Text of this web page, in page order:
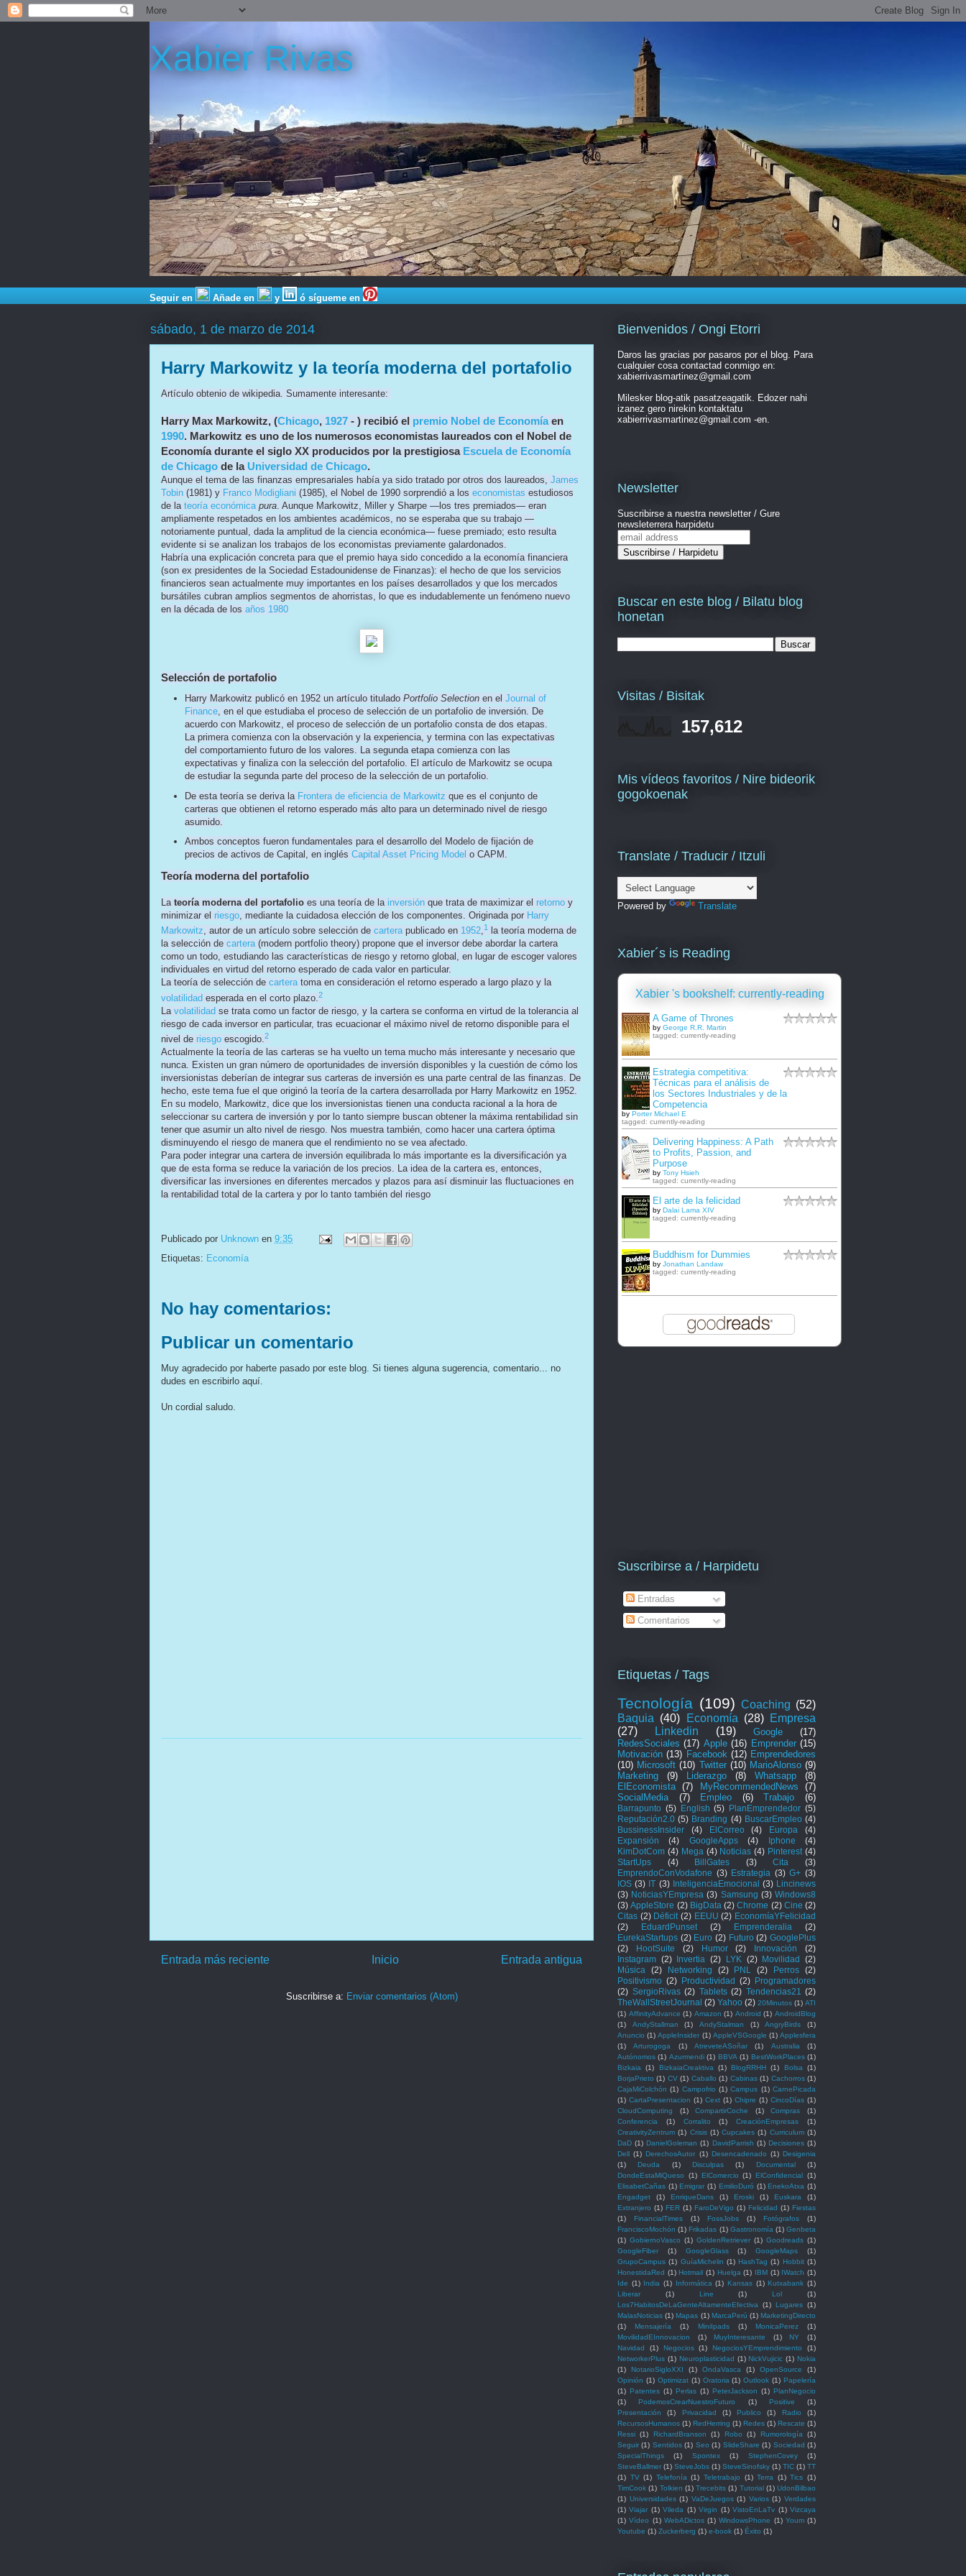
Xabier Rivas
Seguir en Añade en y ó sígueme en
sábado, 1 de marzo de 2014
Harry Markowitz y la teoría moderna del portafolio
Artículo obtenio de wikipedia. Sumamente interesante:
Harry Max Markowitz, (Chicago, 1927 - ) recibió el premio Nobel de Economíaen
1990. Markowitz es uno de los numerosos economistas laureados con el Nobel de
Economía durante el siglo XX producidos por la prestigiosa Escuela de Economía
de Chicago de la Universidad de Chicago.
Aunque el tema de las finanzas empresariales había ya sido tratado por otros dos laureados, James
Tobin (1981) y Franco Modigliani (1985), el Nobel de 1990 sorprendió a los economistas estudiosos
de la teoría económica pura. Aunque Markowitz, Miller y Sharpe —los tres premiados— eran
ampliamente respetados en los ambientes académicos, no se esperaba que su trabajo —
notoriamente puntual, dada la amplitud de la ciencia económica— fuese premiado; esto resulta
evidente si se analizan los trabajos de los economistas previamente galardonados.
Habría una explicación concreta para que el premio haya sido concedido a la economía financiera
(son ex presidentes de la Sociedad Estadounidense de Finanzas): el hecho de que los servicios
financieros sean actualmente muy importantes en los países desarrollados y que los mercados
bursátiles cubran amplios segmentos de ahorristas, lo que es indudablemente un fenómeno nuevo
en la década de los años 1980
Selección de portafolio
Harry Markowitz publicó en 1952 un artículo titulado Portfolio Selectionen el Journal of
Finance, en el que estudiaba el proceso de selección de un portafolio de inversión. De
acuerdo con Markowitz, el proceso de selección de un portafolio consta de dos etapas.
La primera comienza con la observación y la experiencia, y termina con las expectativas
del comportamiento futuro de los valores. La segunda etapa comienza con las
expectativas y finaliza con la selección del portafolio. El artículo de Markowitz se ocupa
de estudiar la segunda parte del proceso de la selección de un portafolio.
De esta teoría se deriva la Frontera de eficiencia de Markowitz que es el conjunto de
carteras que obtienen el retorno esperado más alto para un determinado nivel de riesgo
asumido.
Ambos conceptos fueron fundamentales para el desarrollo del Modelo de fijación de
precios de activos de Capital, en inglés Capital Asset Pricing Model o CAPM.
Teoría moderna del portafolio
La teoría moderna del portafolio es una teoría de la inversión que trata de maximizar el retorno y
minimizar el riesgo, mediante la cuidadosa elección de los componentes. Originada por Harry
Markowitz, autor de un artículo sobre selección de carterapublicado en 1952,1
la teoría moderna de
la selección de cartera(modern portfolio theory) propone que el inversor debe abordar la cartera
como un todo, estudiando las características de riesgo y retorno global, en lugar de escoger valores
individuales en virtud del retorno esperado de cada valor en particular.
La teoría de selección de carteratoma en consideración el retorno esperado a largo plazo y la
volatilidad esperada en el corto plazo. 2
La volatilidad se trata como un factor de riesgo, y la cartera se conforma en virtud de la tolerancia al
riesgo de cada inversor en particular, tras ecuacionar el máximo nivel de retorno disponible para el
nivel de riesgo escogido. 2
Actualmente la teoría de las carteras se ha vuelto un tema mucho más interesante y necesario que
nunca. Existen un gran número de oportunidades de inversión disponibles y la cuestión de cómo los
inversionistas deberían de integrar sus carteras de inversión es una parte central de las finanzas. De
hecho, este tema fue el que originó la teoría de la cartera desarrollada por Harry Markowitz en 1952.
En su modelo, Markowitz, dice que los inversionistas tienen una conducta racional a la hora de
seleccionar su cartera de inversión y por lo tanto siempre buscan obtener la máxima rentabilidad sin
tener que asumir un alto nivel de riesgo. Nos muestra también, como hacer una cartera óptima
disminuyendo el riesgo de manera que el rendimiento no se vea afectado.
Para poder integrar una cartera de inversión equilibrada lo más importante es la diversificación ya
que de esta forma se reduce la variación de los precios. La idea de la cartera es, entonces,
diversificar las inversiones en diferentes mercados y plazos para así disminuir las fluctuaciones en
la rentabilidad total de la cartera y por lo tanto también del riesgo
Publicado por Unknown en 9:35
Etiquetas: Economía
No hay comentarios:
Publicar un comentario
Muy agradecido por haberte pasado por este blog. Si tienes alguna sugerencia, comentario... no
dudes en escribirlo aquí.
Un cordial saludo.
Entrada más reciente Entrada antigua
Inicio
Suscribirse a: Enviar comentarios (Atom)
Bienvenidos / Ongi Etorri
Daros las gracias por pasaros por el blog. Para
cualquier cosa contactad conmigo en:
xabierrivasmartinez@gmail.com
Milesker blog-atik pasatzeagatik. Edozer nahi
izanez gero nirekin kontaktatu
xabierrivasmartinez@gmail.com -en.
Newsletter
Suscribirse a nuestra newsletter / Gure
newsleterrera harpidetu
Buscar en este blog / Bilatu blog
honetan
Visitas / Bisitak
157,612
Mis vídeos favoritos / Nire bideorik
gogokoenak
Translate / Traducir / Itzuli
Powered by Translate
Xabier´s is Reading
Xabier 's bookshelf: currently-reading
A Game of Thrones
by George R.R. Martin
tagged: currently-reading
Estrategia competitiva:
Técnicas para el análisis de
los Sectores Industriales y de la
Competencia
by Porter Michael E
tagged: currently-reading
Delivering Happiness: A Path
to Profits, Passion, and
Purpose
by Tony Hsieh
tagged: currently-reading
El arte de la felicidad
by Dalai Lama XIV
tagged: currently-reading
Buddhism for Dummies
by Jonathan Landaw
tagged: currently-reading
Suscribirse a / Harpidetu
Entradas
Comentarios
Etiquetas / Tags
Tecnología (109) Coaching (52)
Baquia (40) Economía (28)
Empresa
(27)
Linkedin (19) Google
(17)
RedesSociales (17) Apple (16) Emprender (15)
Motivación (13) Facebook (12) Emprendedores
(10) Microsoft (10) Twitter (10) MarioAlonso (9)
Marketing
(9) Liderazgo (8) Whatsapp
(8)
ElEconomista
(7) MyRecommendedNews
(7)
SocialMedia
(7) Empleo (6) Trabajo (6)
Barrapunto (5) English (5) PlanEmprendedor (5)
Reputación2.0 (5) Branding (4) BuscarEmpleo (4)
BussinessInsider
(4) ElCorreo (4) Europa
(4)
Expansión
(4) GoogleApps (4) Iphone
(4)
KimDotCom (4) Mega (4) Noticias (4) Pinterest (4)
StartUps
(4) BillGates (3) Cita
(3)
EmprendoConVodafone (3) Estrategia (3) G+ (3)
IOS (3) IT (3) InteligenciaEmocional (3) Lincinews
(3) NoticiasYEmpresa (3) Samsung (3) Windows8
(3) AppleStore (2) BigData (2) Chrome (2) Cine (2)
Citas (2) Déficit (2) EEUU (2) EconomíaYFelicidad
(2)
EduardPunset (2) Emprenderalia
(2)
EurekaStartups (2) Euro (2) Futuro (2) GooglePlus
(2)
HootSuite (2) Humor (2) Innovación
(2)
Instagram (2) Invertia (2) LYK (2) Movilidad
(2)
Música
(2) Networking (2) PNL (2) Perros
(2)
Positivismo (2) Productividad (2) Programadores
(2) SergioRivas (2) Tablets (2) Tendencias21
(2)
TheWallStreetJournal (2) Yahoo (2) 20Minutos (1) ATI
(1) AffinityAdvance (1) Amazon (1) Android (1) AndroidBlog
(1)
AndyStallman (1) AndyStalman (1) AngryBirds
(1)
Anuncio (1) AppleInsider (1) AppleVSGoogle (1) Applesfera
(1)
Arturogoga (1) AtreveteASoñar (1) Australia
(1)
Autónomos (1) Azurmendi (1) BBVA (1) BestWorkPlaces (1)
Bizkaia
(1) BizkaiaCreaktiva (1) BlogRRHH (1) Bolsa
(1)
BorjaPrieto (1) CV (1) Caballo (1) Cabinas (1) Cachorros (1)
CajaMiColchón (1) Campofrio (1) Campus (1) CarnePicada
(1) CartaPresentacion (1) Cext (1) Chipre (1) CincoDías (1)
CloudComputing
(1) CompartirCoche (1) Compras
(1)
Conferencia
(1) Corralito (1) CreaciónEmpresas
(1)
CreativityZentrum (1) Crisis (1) Cupcakes (1) Curriculum (1)
DaD (1) DanielGoleman (1) DavidParrish (1) Decisiones (1)
Dell (1) DerechosAutor (1) Desencadenado (1) Desigenia
(1)
Deuda (1) Disculpas (1) Documental
(1)
DondeEstaMiQueso
(1) ElComercio (1) ElConfidencial (1)
ElisabetCañas (1) Emigrar (1) EmilioDuró (1) EnekoAtxa (1)
Engadget
(1) EnriqueDans (1) Eroski (1) Euskara
(1)
Extranjero (1) FER (1) FaroDeVigo (1) Felicidad (1) Fiestas
(1)
FinancialTimes (1) FossJobs (1) Fotógrafos
(1)
FranciscoMochón (1) Frikadas (1) Gastronomía (1) Genbeta
(1) GobiernoVasco (1) GoldenRetriever (1) Goodreads (1)
GoogleFiber
(1) GoogleGlass (1) GoogleMaps
(1)
GrupoCampus (1) GuíaMichelin (1) HashTag (1) Hobbit (1)
HonestidaRed (1) Hotmail (1) Huelga (1) IBM (1) IWatch (1)
Ide (1) India (1) Informática (1) Kansas (1) Kutxabank (1)
Liberar
(1) Line (1) Lol
(1)
Los7HabitosDeLaGenteAltamenteEfectiva
(1) Lugares (1)
MalasNoticias (1) Mapas (1) MarcaPerú (1) MarketingDirecto
(1)
Mensajería (1) MiniIpads (1) MonicaPerez
(1)
MovilidadEInnovacion
(1) MuyInteresante (1) NY
(1)
Navidad
(1) Negocios (1) NegociosYEmprendimiento
(1)
NetworkerPlus (1) Neuroplasticidad (1) NickVujicic (1) Nokia
(1)
NotarioSigloXXI (1) OndaVasca (1) OpenSource
(1)
Opinión (1) Optimizat (1) Oratoria (1) Outlook (1) Papelería
(1) Patentes (1) Perlas (1) PeterJackson (1) PlanNegocio
(1)
PodemosCrearNuestroFuturo (1) Positive
(1)
Presentación
(1) Privacidad (1) Publico (1) Radio
(1)
RecursosHumanos (1) RedHerring (1) Redes (1) Rescate (1)
Ressi (1) RichardBranson (1) Robo (1) Rumorología
(1)
Seguir (1) Sentidos (1) Seo (1) SlideShare (1) Sociedad (1)
SpecialThings
(1) Spontex (1) StephenCovey
(1)
SteveBallmer (1) SteveJobs (1) SteveSinofsky (1) TIC (1) TT
(1) TV (1) Telefonía (1) Teletrabajo (1) Terra (1) Tics (1)
TimCook (1) Tolkien (1) Trecebits (1) Tutorial (1) UdonBilbao
(1) Universidades (1) VaDeJuegos (1) Varios (1) Verdades
(1) Viajar (1) Vileda (1) Virgin (1) VistoEnLaTv (1) Vizcaya
(1) Vídeo (1) WebADictos (1) WindowsPhone (1) Youm (1)
Youtube (1) Zuckerberg (1) e-book (1) Éxito (1)